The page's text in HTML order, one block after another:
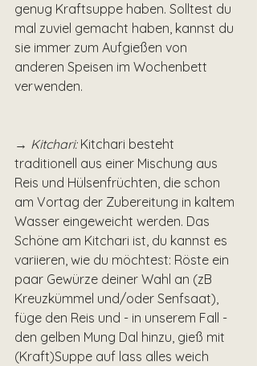
genug Kraftsuppe haben. Solltest du
mal zuviel gemacht haben, kannst du
sie immer zum Aufgießen von
anderen Speisen im Wochenbett
verwenden.
→ Kitchari: Kitchari besteht
traditionell aus einer Mischung aus
Reis und Hülsenfrüchten, die schon
am Vortag der Zubereitung in kaltem
Wasser eingeweicht werden. Das
Schöne am Kitchari ist, du kannst es
variieren, wie du möchtest: Röste ein
paar Gewürze deiner Wahl an (zB
Kreuzkümmel und/oder Senfsaat),
füge den Reis und - in unserem Fall -
den gelben Mung Dal hinzu, gieß mit
(Kraft)Suppe auf lass alles weich